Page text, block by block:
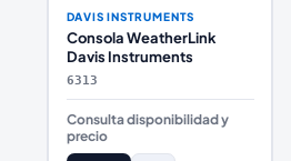
DAVIS INSTRUMENTS
Consola WeatherLink
Davis Instruments
6313
Consulta disponibilidad y
precio